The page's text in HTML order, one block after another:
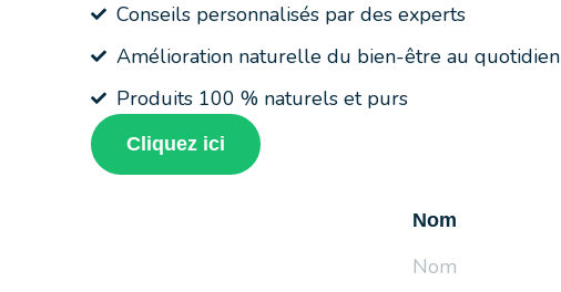
Conseils personnalisés par des experts
Amélioration naturelle du bien-être au quotidien
Produits 100 % naturels et purs
Cliquez ici
Nom